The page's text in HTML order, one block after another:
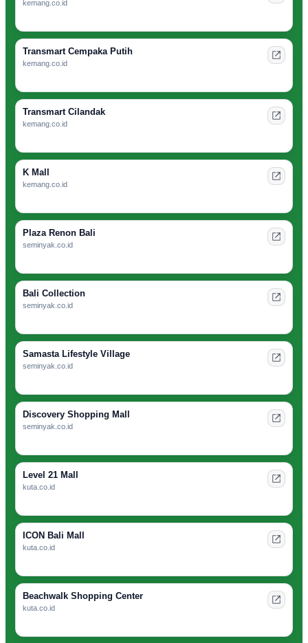
kemang.co.id
Transmart Cempaka Putih
kemang.co.id
Transmart Cilandak
kemang.co.id
K Mall
kemang.co.id
Plaza Renon Bali
seminyak.co.id
Bali Collection
seminyak.co.id
Samasta Lifestyle Village
seminyak.co.id
Discovery Shopping Mall
seminyak.co.id
Level 21 Mall
kuta.co.id
ICON Bali Mall
kuta.co.id
Beachwalk Shopping Center
kuta.co.id